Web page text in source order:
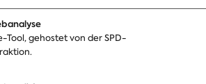
Presse
Tool, gehostet von der SPD-